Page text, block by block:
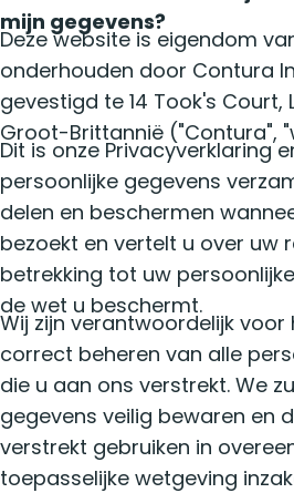
mijn gegevens?
Deze website is eigendom
onderhouden door Contura
gevestigd te 14 Took's Court,
Groot-Brittannië ("Contura",
Dit is onze Privacyverklaring
persoonlijke gegevens
delen en beschermen
bezoekt en vertelt u over uw
betrekking tot uw
de wet u beschermt.
Wij zijn verantwoordelijk voor
correct beheren van alle
die u aan ons verstrekt. We
gegevens veilig bewaren en
verstrekt gebruiken in
toepasselijke wetgeving